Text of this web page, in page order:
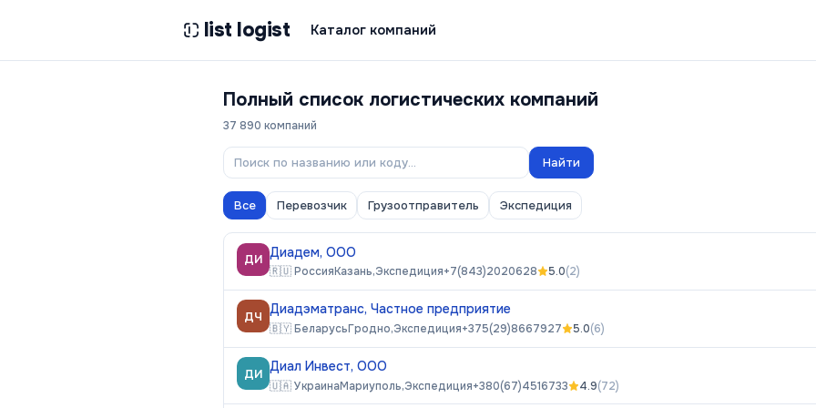
list logist Каталог компаний
Полный список логистических компаний
37 890 компаний
Найти
Все Перевозчик Грузоотправитель Экспедиция
ДИ Диадем, ООО
🇷🇺РоссияКазань,Экспедиция+7(843)2020628 5.0(2)
ДЧ Диадэматранс, Частное предприятие
🇧🇾БеларусьГродно,Экспедиция+375(29)8667927 5.0(6)
ДИ Диал Инвест, ООО
🇺🇦УкраинаМариуполь,Экспедиция+380(67)4516733 4.9(72)